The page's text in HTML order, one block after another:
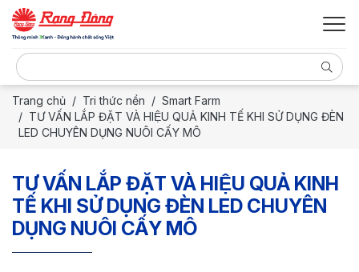
Trang chủ Tri thức nền
Smart Farm
TƯ VẤN LẮP ĐẶT VÀ HIỆU QUẢ KINH TẾ KHI SỬ DỤNG ĐÈN
LED CHUYÊN DỤNG NUÔI CẤY MÔ
TƯ VẤN LẮP ĐẶT VÀ HIỆU QUẢ KINH
TẾ KHI SỬ DỤNG ĐÈN LED CHUYÊN
DỤNG NUÔI CẤY MÔ